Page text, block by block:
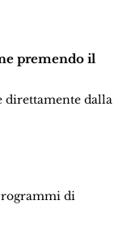
premendo il
dalla
di